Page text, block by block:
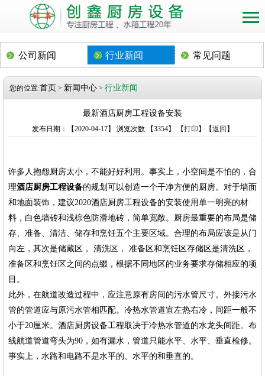
公司新闻 行业新闻 常见问题
您的位置:首页 > 新闻中心 > 行业新闻
最新酒店厨房工程设备安装
发布日期：【2020-04-17】 浏览次数:【3354】 【打印 】【返回 】
许多人抱怨厨房太小，不能好好利用。事实上，小空间是不怕的，合
理酒店厨房工程设备的规划可以创造一个干净方便的厨房。对于墙面
和地面装饰，建议2020酒店厨房工程设备的安装使用单一明亮的材
料，白色墙砖和浅棕色防滑地砖，简单宽敞。厨房最重要的布局是储
存、准备、清洁、储存和烹饪五个主要区域。合理的布局应该是从门
向左，其次是储藏区， 清洗区， 准备区和烹饪区存储区是清洗区，
准备区和烹饪区之间的点缀，根据不同地区的业务要求存储相应的项
目。
此外，在航道改造过程中，应注意原有房间的污水管尺寸。外接污水
管的管道应与原污水管相匹配。冷热水管道宜左热右冷，间距一般不
小于20厘米。酒店厨房设备工程取决于冷热水管道的水龙头间距。布
线航道管道弯头为90，如有漏水，管道只能水平、水平、垂直检修。
事实上，水路和电路不是水平的、水平的和垂直的。